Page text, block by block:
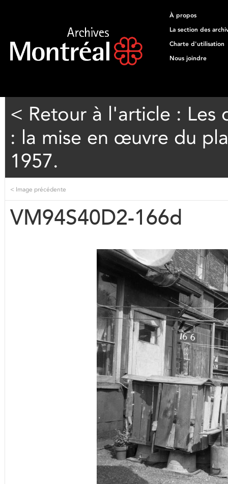
À propos
La section des
Charte d'utilisation
Nous joindre
< Retour à l'article : Les
: la mise en œuvre du
1957.
< Image précédente
VM94S40D2-166d